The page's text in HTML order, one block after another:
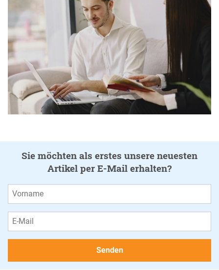
Sie möchten als erstes unsere neuesten
Artikel per E-Mail erhalten?